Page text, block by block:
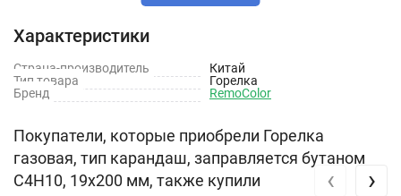
Характеристики
Страна-производитель
Китай
Тип товара
Горелка
Бренд
RemoColor
Покупатели, которые приобрели Горелка
газовая, тип карандаш, заправляется бутаном
С4Н10, 19х200 мм, также купили
‹ ›